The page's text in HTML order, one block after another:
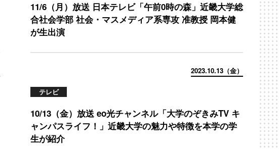
11/6（月）放送 日本テレビ「午前0時の森」近畿大学総
合社会学部 社会・マスメディア系専攻 准教授 岡本健
が生出演
2023.10.13（金）
テレビ
10/13（金）放送 eo光チャンネル「大学のぞきみTV キ
ャンパスライフ！」近畿大学の魅力や特徴を本学の学
生が紹介